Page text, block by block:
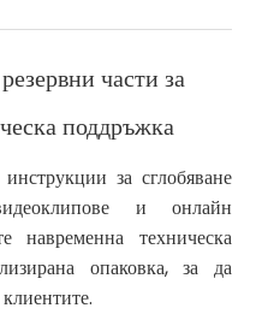
части за
поддръжка
за сглобяване
и онлайн
навременна техническа
опаковка, за да